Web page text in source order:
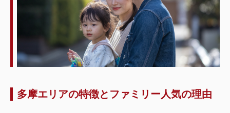
多摩エリアの特徴とファミリー人気の理由